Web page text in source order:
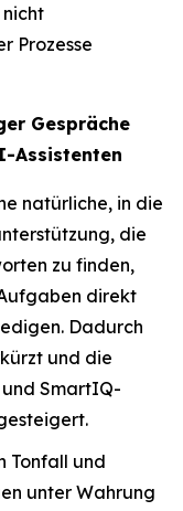
Prozesse
Gespräche
Assistenten
natürliche, in die
die
zu finden,
direkt
Dadurch
und die
SmartIQ-
Tonfall und
unter Wahrung